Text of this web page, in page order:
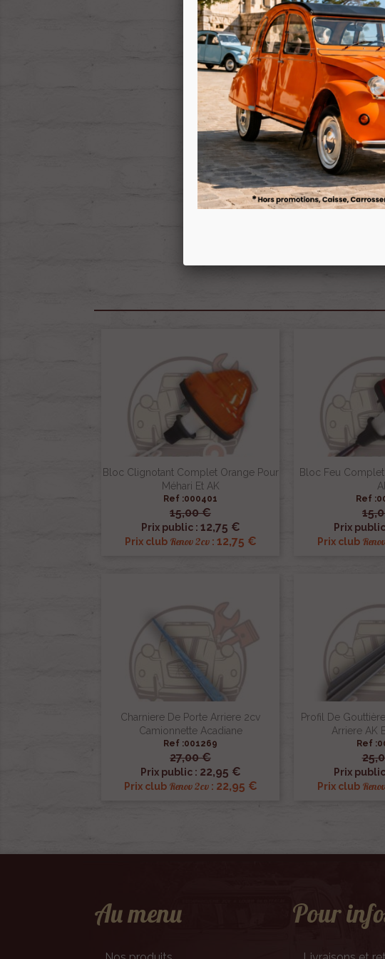
Bloc Clignotant Complet Orange Pour
Méhari Et AK
Ref :000401
15,00 €
Prix public : 12,75 €
Prix club Renov 2cv: 12,75 €
 Aperçu rapide
Bloc Feu Complet
Ref
Prix
Prix club

Charniere De Porte Arriere 2cv
Camionnette Acadiane
Ref :001269
27,00 €
Prix public : 22,95 €
Prix club Renov 2cv: 22,95 €
 Aperçu rapide
Profil De
Arriere AK
Ref
Prix
Prix club

Au menu Pour